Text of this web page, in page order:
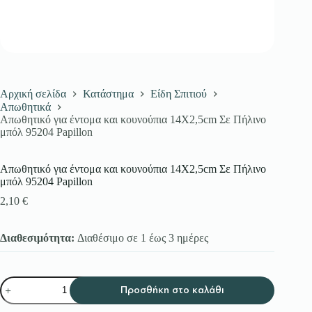
Αρχική σελίδα Κατάστημα
Είδη Σπιτιού
Απωθητικά
Απωθητικό για έντομα και κουνούπια 14Χ2,5cm Σε Πήλινο
μπόλ 95204 Papillon
Απωθητικό για έντομα και κουνούπια 14Χ2,5cm Σε Πήλινο
μπόλ 95204 Papillon
2,10 €
Διαθεσιμότητα: Διαθέσιμο σε 1 έως 3 ημέρες
Απωθητικό
για
έντομα
Προσθήκη στο καλάθι